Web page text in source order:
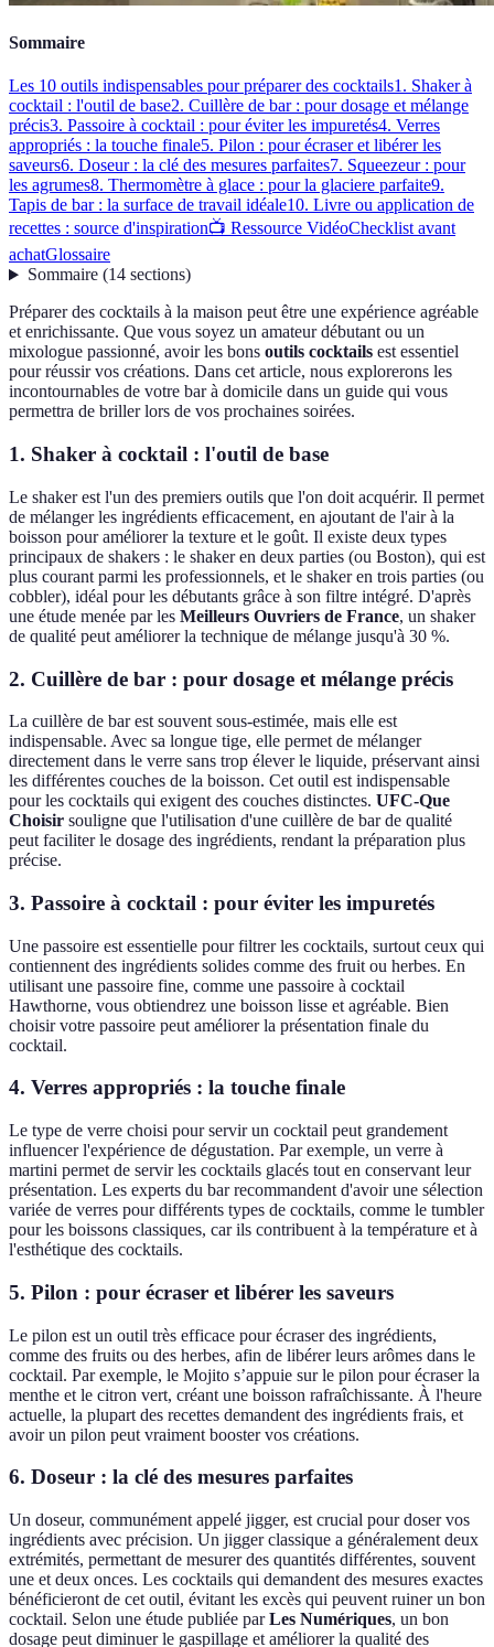
Sommaire
Les 10 outils indispensables pour préparer des cocktails1. Shaker à
cocktail : l'outil de base2. Cuillère de bar : pour dosage et mélange
précis3. Passoire à cocktail : pour éviter les impuretés4. Verres
appropriés : la touche finale5. Pilon : pour écraser et libérer les
saveurs6. Doseur : la clé des mesures parfaites7. Squeezeur : pour
les agrumes8. Thermomètre à glace : pour la glaciere parfaite9.
Tapis de bar : la surface de travail idéale10. Livre ou application de
recettes : source d'inspiration📺 Ressource VidéoChecklist avant
achatGlossaire
Sommaire(14 sections)
Préparer des cocktails à la maison peut être une expérience agréable
et enrichissante. Que vous soyez un amateur débutant ou un
mixologue passionné, avoir les bons outils cocktails est essentiel
pour réussir vos créations. Dans cet article, nous explorerons les
incontournables de votre bar à domicile dans un guide qui vous
permettra de briller lors de vos prochaines soirées.
1. Shaker à cocktail : l'outil de base
Le shaker est l'un des premiers outils que l'on doit acquérir. Il permet
de mélanger les ingrédients efficacement, en ajoutant de l'air à la
boisson pour améliorer la texture et le goût. Il existe deux types
principaux de shakers : le shaker en deux parties (ou Boston), qui est
plus courant parmi les professionnels, et le shaker en trois parties (ou
cobbler), idéal pour les débutants grâce à son filtre intégré. D'après
une étude menée par les Meilleurs Ouvriers de France, un shaker
de qualité peut améliorer la technique de mélange jusqu'à 30 %.
2. Cuillère de bar : pour dosage et mélange précis
La cuillère de bar est souvent sous-estimée, mais elle est
indispensable. Avec sa longue tige, elle permet de mélanger
directement dans le verre sans trop élever le liquide, préservant ainsi
les différentes couches de la boisson. Cet outil est indispensable
pour les cocktails qui exigent des couches distinctes. UFC-Que
Choisir souligne que l'utilisation d'une cuillère de bar de qualité
peut faciliter le dosage des ingrédients, rendant la préparation plus
précise.
3. Passoire à cocktail : pour éviter les impuretés
Une passoire est essentielle pour filtrer les cocktails, surtout ceux qui
contiennent des ingrédients solides comme des fruit ou herbes. En
utilisant une passoire fine, comme une passoire à cocktail
Hawthorne, vous obtiendrez une boisson lisse et agréable. Bien
choisir votre passoire peut améliorer la présentation finale du
cocktail.
4. Verres appropriés : la touche finale
Le type de verre choisi pour servir un cocktail peut grandement
influencer l'expérience de dégustation. Par exemple, un verre à
martini permet de servir les cocktails glacés tout en conservant leur
présentation. Les experts du bar recommandent d'avoir une sélection
variée de verres pour différents types de cocktails, comme le tumbler
pour les boissons classiques, car ils contribuent à la température et à
l'esthétique des cocktails.
5. Pilon : pour écraser et libérer les saveurs
Le pilon est un outil très efficace pour écraser des ingrédients,
comme des fruits ou des herbes, afin de libérer leurs arômes dans le
cocktail. Par exemple, le Mojito s’appuie sur le pilon pour écraser la
menthe et le citron vert, créant une boisson rafraîchissante. À l'heure
actuelle, la plupart des recettes demandent des ingrédients frais, et
avoir un pilon peut vraiment booster vos créations.
6. Doseur : la clé des mesures parfaites
Un doseur, communément appelé jigger, est crucial pour doser vos
ingrédients avec précision. Un jigger classique a généralement deux
extrémités, permettant de mesurer des quantités différentes, souvent
une et deux onces. Les cocktails qui demandent des mesures exactes
bénéficieront de cet outil, évitant les excès qui peuvent ruiner un bon
cocktail. Selon une étude publiée parLes Numériques, un bon
dosage peut diminuer le gaspillage et améliorer la qualité des